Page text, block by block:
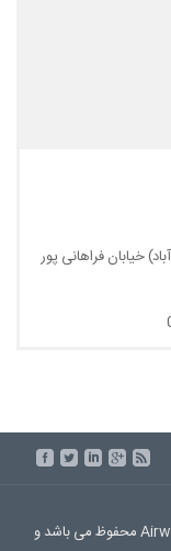
خیابان فراهانی پور
تمامی حقوق این سایت نزد نمایندگی چیلرهای Airwave محفوظ می باشد و